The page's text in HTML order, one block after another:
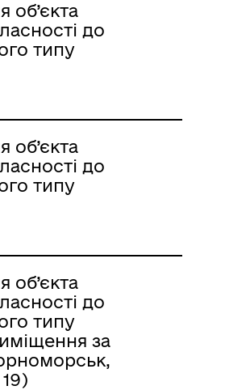
об’єкта
до
типу
об’єкта
до
типу
об’єкта
до
типу
за